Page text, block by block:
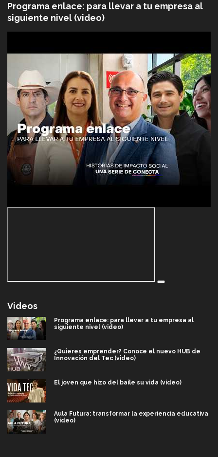
Programa enlace: para llevar a tu empresa al
siguiente nivel (video)
Videos
Programa enlace: para llevar a tu empresa al
siguiente nivel (video)
¿Quieres emprender? Conoce el nuevo HUB de
Innovación del Tec (video)
El joven que hizo del baile su vida (video)
Aula Futura: transformar la experiencia educativa
(video)